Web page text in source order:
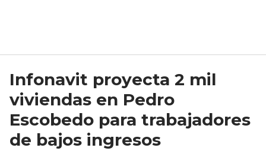
Infonavit proyecta 2 mil
viviendas en Pedro
Escobedo para trabajadores
de bajos ingresos